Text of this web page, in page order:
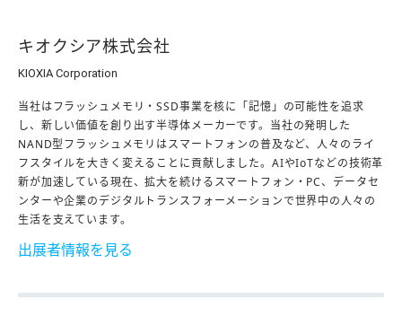
キオクシア株式会社
KIOXIA Corporation
当社はフラッシュメモリ・SSD事業を核に「記憶」の可能性を追求
し、新しい価値を創り出す半導体メーカーです。当社の発明した
NAND型フラッシュメモリはスマートフォンの普及など、人々のライ
フスタイルを大きく変えることに貢献しました。AIやIoTなどの技術革
新が加速している現在、拡大を続けるスマートフォン・PC、データセ
ンターや企業のデジタルトランスフォーメーションで世界中の人々の
生活を支えています。
出展者情報を見る